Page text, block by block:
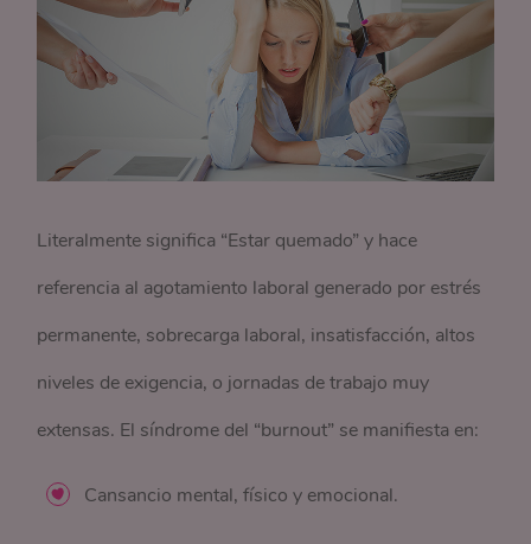
Literalmente significa “Estar quemado” y hace
referencia al agotamiento laboral generado por estrés
permanente, sobrecarga laboral, insatisfacción, altos
niveles de exigencia, o jornadas de trabajo muy
extensas. El síndrome del “burnout” se manifiesta en:
Cansancio mental, físico y emocional.